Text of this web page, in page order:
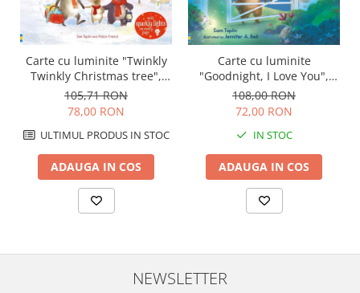
Carte cu luminite "Twinkly
Twinkly Christmas tree",
Usborne
105,71 RON
78,00 RON
ULTIMUL PRODUS IN STOC
ADAUGA IN COS
Carte cu luminite
"Goodnight, I Love You",
Usborne
108,00 RON
72,00 RON
IN STOC
ADAUGA IN COS
NEWSLETTER